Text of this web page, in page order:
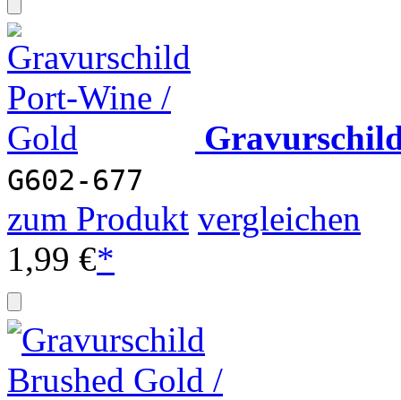
G602-677
zum Produkt vergleichen
1,99 €*